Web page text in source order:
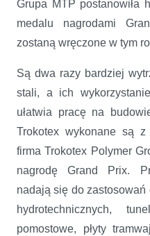
Grupa MTP postanowiła
medalu nagrodami
zostaną wręczone w tym
Są dwa razy bardziej
stali, a ich
ułatwia pracę na
Trokotex wykonane są z
firma Trokotex Polymer
nagrodę Grand Prix.
nadają się do
hydrotechnicznych,
pomostowe, płyty